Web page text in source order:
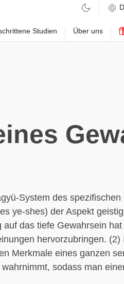
Studien Über uns
System des
ye-shes) der Aspekt
das tiefe Gewahrsein
hervorzubringen.
Merkmale eines ganzen
sodass man